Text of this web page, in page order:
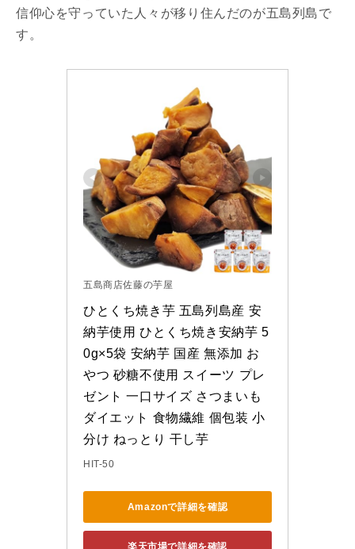
信仰心を守っていた人々が移り住んだのが五島列島で
す。
五島商店佐藤の芋屋
ひとくち焼き芋 五島列島産 安
納芋使用 ひとくち焼き安納芋 5
0g×5袋 安納芋 国産 無添加 お
やつ 砂糖不使用 スイーツ プレ
ゼント 一口サイズ さつまいも
ダイエット 食物繊維 個包装 小
分け ねっとり 干し芋
HIT-50
Amazonで詳細を確認
楽天市場で詳細を確認